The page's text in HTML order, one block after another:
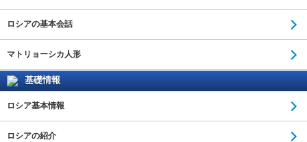
ロシアの基本会話
マトリョーシカ人形
基礎情報
ロシア基本情報
ロシアの紹介